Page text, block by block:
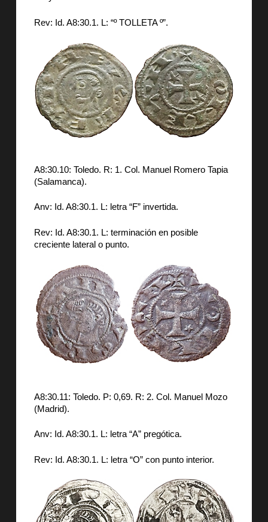
Rev: Id. A8:30.1. L: “º TOLLETA º”.
A8:30.10: Toledo. R: 1. Col. Manuel Romero Tapia
(Salamanca).
Anv: Id. A8:30.1. L: letra “F” invertida.
Rev: Id. A8:30.1. L: terminación en posible
creciente lateral o punto.
A8:30.11: Toledo. P: 0,69. R: 2. Col. Manuel Mozo
(Madrid).
Anv: Id. A8:30.1. L: letra “A” pregótica.
Rev: Id. A8:30.1. L: letra “O” con punto interior.